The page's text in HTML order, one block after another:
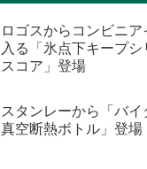
ロゴスからコンビニア
入る「氷点下キープシ
スコア」登場
スタンレーから「バ
真空断熱ボトル」登場